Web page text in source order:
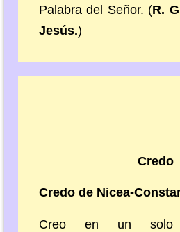
Palabra del Señor. (R.
Jesús.)
Credo
Credo de Nicea-
Creo en un solo